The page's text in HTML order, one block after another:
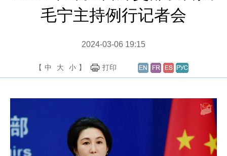
毛宁主持例行记者会
2024-03-06 19:15
【 中 大 小 】 打印